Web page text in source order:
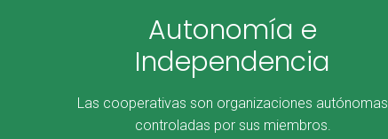
Autonomía e
Independencia
Las cooperativas son organizaciones autónomas
controladas por sus miembros.